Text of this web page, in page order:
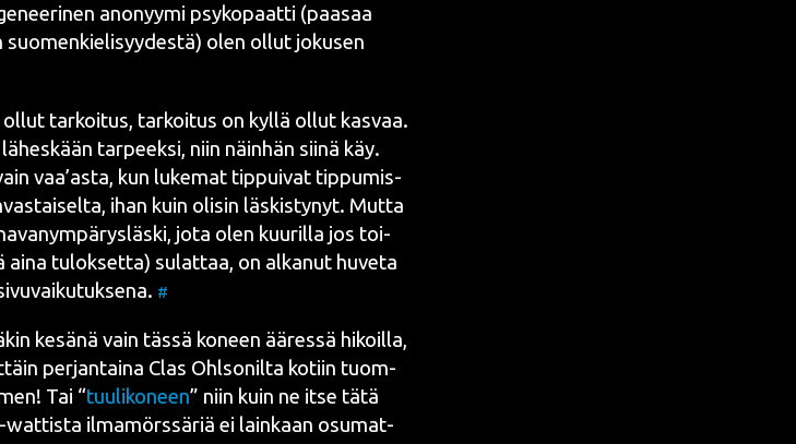
ano­nyy­mi psy­ko­paat­ti (paa­saa
olen ollut jokusen
tar­koi­tus, tar­koi­tus on kyl­lä ollut kas­vaa.
tar­peek­si, niin näin­hän sii­nä käy.
vaa’as­ta, kun luke­mat tip­pui­vat tip­pu­mis­
ihan kuin oli­sin läs­kis­ty­nyt. Mut­ta
jota olen kuu­ril­la jos toi­
aina tulok­set­ta) sulat­taa, on alka­nut huve­ta
#
kesä­nä vain täs­sä koneen ääres­sä hikoil­la,
per­jan­tai­na Clas Ohl­so­nil­ta kotiin tuom­
Tai “tuu­li­ko­neen” niin kuin ne itse tätä
ilma­mörs­sä­riä ei lain­kaan osu­mat­